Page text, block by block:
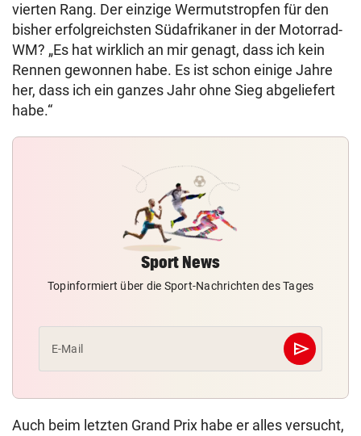
vierten Rang. Der einzige Wermutstropfen für den
bisher erfolgreichsten Südafrikaner in der Motorrad-
WM? „Es hat wirklich an mir genagt, dass ich kein
Rennen gewonnen habe. Es ist schon einige Jahre
her, dass ich ein ganzes Jahr ohne Sieg abgeliefert
habe.“
Sport News
Topinformiert über die Sport-Nachrichten des Tages
E-Mail send
Abschicken
Auch beim letzten Grand Prix habe er alles versucht,